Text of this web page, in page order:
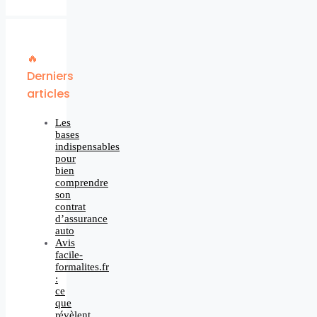
🔥
Derniers
articles
Les
bases
indispensables
pour
bien
comprendre
son
contrat
d’assurance
auto
Avis
facile-
formalites.fr
:
ce
que